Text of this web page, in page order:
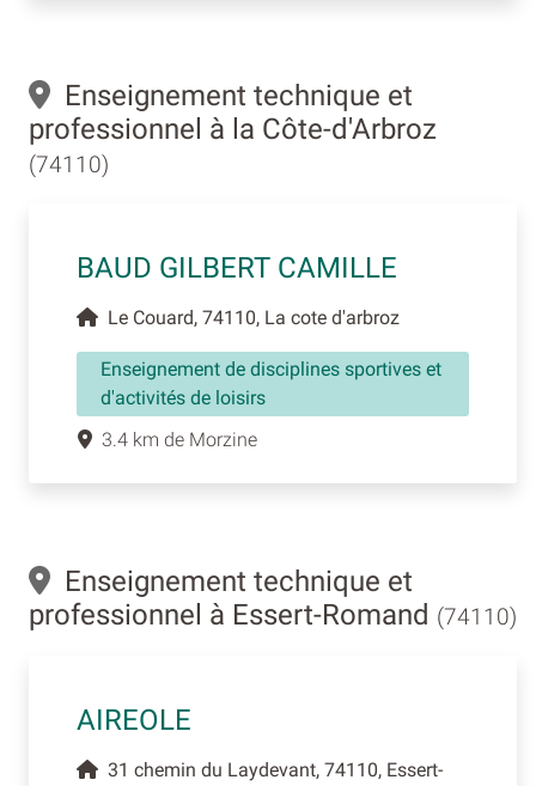
Enseignement technique et
professionnel à la Côte-d'Arbroz
(74110)
BAUD GILBERT CAMILLE
Le Couard, 74110, La cote d'arbroz
Enseignement de disciplines sportives et
d'activités de loisirs
3.4 km de Morzine
Enseignement technique et
professionnel à Essert-Romand (74110)
AIREOLE
31 chemin du Laydevant, 74110, Essert-